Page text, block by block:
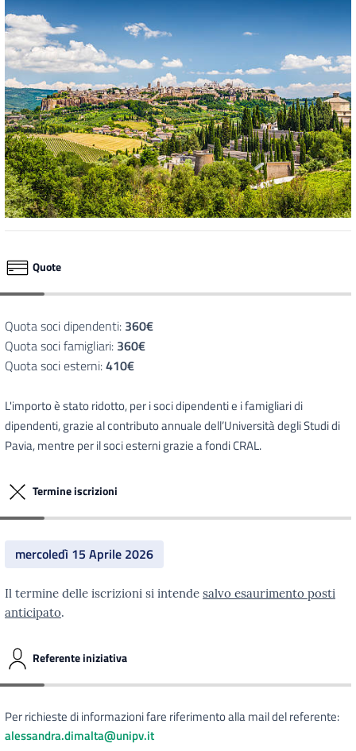
Quote
Quota soci dipendenti: 360€
Quota soci famigliari: 360€
Quota soci esterni:410€
L'importo è stato ridotto, per i soci dipendenti e i famigliari di
dipendenti, grazie al contributo annuale dell’Università degli Studi di
Pavia, mentre per il soci esterni grazie a fondi CRAL.
Termine iscrizioni
mercoledì 15 Aprile 2026
Il termine delle iscrizioni si intende salvo esaurimento posti
anticipato.
Referente iniziativa
Per richieste di informazioni fare riferimento alla mail del referente:
alessandra.dimalta@unipv.it